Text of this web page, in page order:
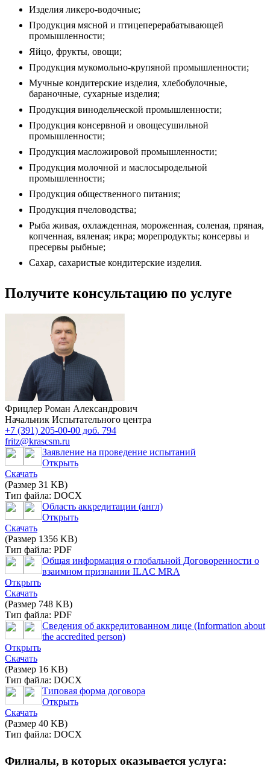
Изделия ликеро-водочные;
Продукция мясной и птицеперерабатывающей
промышленности;
Яйцо, фрукты, овощи;
Продукция мукомольно-крупяной промышленности;
Мучные кондитерские изделия, хлебобулочные,
бараночные, сухарные изделия;
Продукция винодельческой промышленности;
Продукция консервной и овощесушильной
промышленности;
Продукция масложировой промышленности;
Продукция молочной и маслосыродельной
промышленности;
Продукция общественного питания;
Продукция пчеловодства;
Рыба живая, охлажденная, мороженная, соленая, пряная,
копченная, вяленая; икра; морепродукты; консервы и
пресервы рыбные;
Сахар, сахаристые кондитерские изделия.
Получите консультацию по услуге
Фрицлер Роман Александрович
Начальник Испытательного центра
+7 (391) 205-00-00 доб. 794
fritz@krascsm.ru
Заявление на проведение испытаний
Открыть
Скачать
(Размер 31 KB)
Тип файла: DOCX
Область аккредитации (англ)
Открыть
Скачать
(Размер 1356 KB)
Тип файла: PDF
Общая информация о глобальной Договоренности о
взаимном признании ILAC MRA
Открыть
Скачать
(Размер 748 KB)
Тип файла: PDF
Сведения об аккредитованном лице (Information about
the accredited person)
Открыть
Скачать
(Размер 16 KB)
Тип файла: DOCX
Типовая форма договора
Открыть
Скачать
(Размер 40 KB)
Тип файла: DOCX
Филиалы, в которых оказывается услуга: